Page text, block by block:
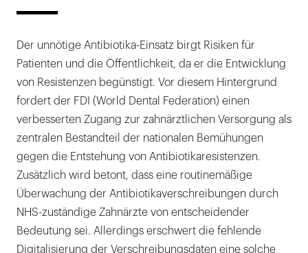
Der unnötige Antibiotika-Einsatz birgt Risiken für
Patienten und die Öffentlichkeit, da er die Entwicklung
von Resistenzen begünstigt. Vor diesem Hintergrund
fordert der FDI (World Dental Federation) einen
verbesserten Zugang zur zahnärztlichen Versorgung als
zentralen Bestandteil der nationalen Bemühungen
gegen die Entstehung von Antibiotikaresistenzen.
Zusätzlich wird betont, dass eine routinemäßige
Überwachung der Antibiotikaverschreibungen durch
NHS-zuständige Zahnärzte von entscheidender
Bedeutung sei. Allerdings erschwert die fehlende
Digitalisierung der Verschreibungsdaten eine solche